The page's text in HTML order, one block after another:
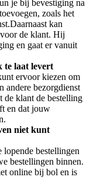
je bij bevestiging na
zoals het
kan
de klant. Hij
en gaat er vanuit
te laat levert
ervoor kiezen om
andere bezorgdienst
de klant de bestelling
en dat jouw
niet kunt
bestellingen
bestellingen binnen.
online bij bol en is